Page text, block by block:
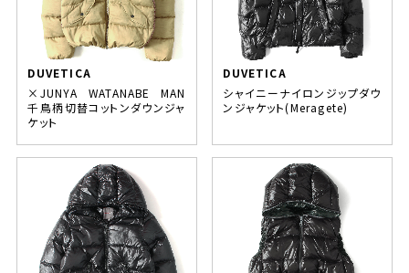
DUVETICA
×JUNYA WATANABE MAN
千鳥柄切替コットンダウンジャ
ケット
DUVETICA
シャイニーナイロンジップダウ
ンジャケット(Meragete)